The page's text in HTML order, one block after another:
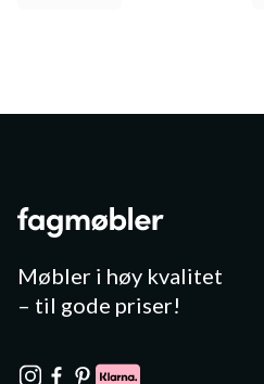
Møbler i høy kvalitet
– til gode priser!